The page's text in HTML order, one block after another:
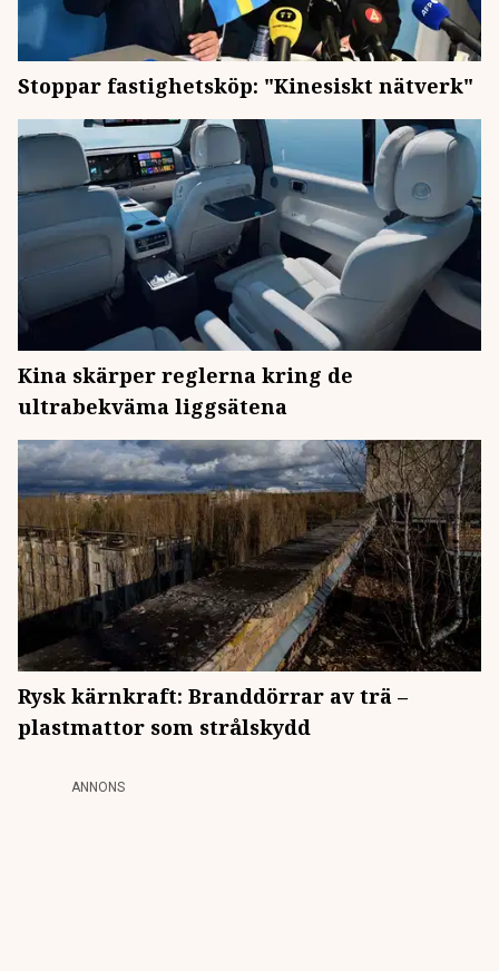
Stoppar fastighetsköp: "Kinesiskt nätverk"
Kina skärper reglerna kring de
ultrabekväma liggsätena
Rysk kärnkraft: Branddörrar av trä –
plastmattor som strålskydd
ANNONS